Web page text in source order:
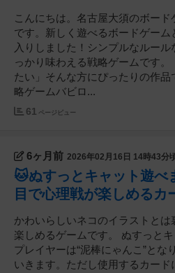
こんにちは。名古屋大須のボー
です。新しく遊べるボードゲーム
入りしました！シンプルなルー
っかり味わえる戦略ゲームです
たい」そんな方にぴったりの作
略ゲームバビロ...
61 ページビュー
6ヶ月前 2026年02月16日 14時43分
🐱ぬすっとキャット遊べ
目で心理戦が楽しめるカ
かわいらしいネコのイラストと
楽しめるゲームです。 ぬすっと
プレイヤーは“泥棒にゃんこ”とな
いきます。ただし使用するカー